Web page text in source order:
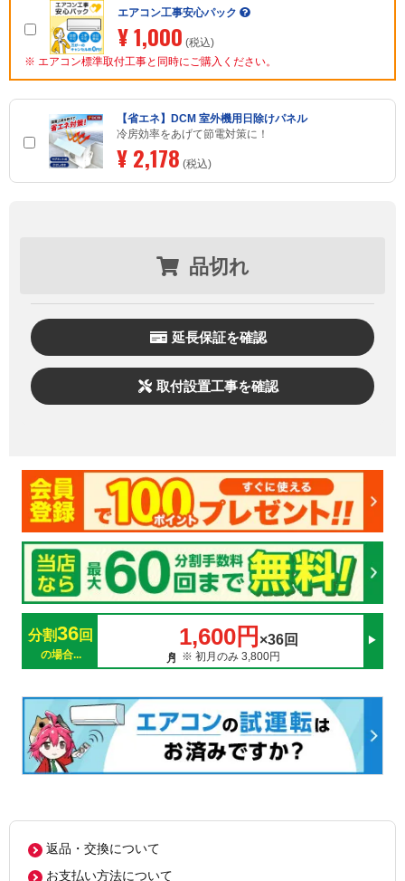
エアコン工事安心パック
¥ 1,000 (税込)
※ エアコン標準取付工事と同時にご購入ください。
【省エネ】DCM 室外機用日除けパネル
冷房効率をあげて節電対策に！
¥ 2,178 (税込)
品切れ
延長保証を確認
取付設置工事を確認
分割36回
の場合...
1,600円 ×36回
※ 初月のみ 3,800円
返品・交換について
お支払い方法について